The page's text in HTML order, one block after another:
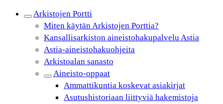
Arkistojen Portti
Miten käytän Arkistojen Porttia?
Kansallisarkiston aineistohakupalvelu Astia
Astia-aineistohakuohjeita
Arkistoalan sanasto
Aineisto-oppaat
Ammattikuntia koskevat asiakirjat
Asutushistoriaan liittyviä hakemistoja